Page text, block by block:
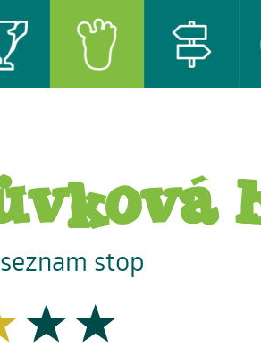
stop